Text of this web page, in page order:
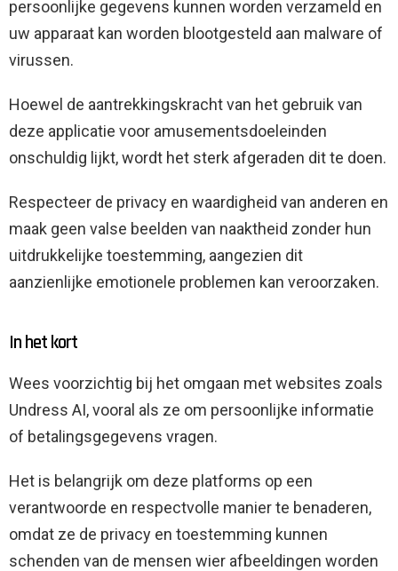
persoonlijke gegevens kunnen worden verzameld en
uw apparaat kan worden blootgesteld aan malware of
virussen.
Hoewel de aantrekkingskracht van het gebruik van
deze applicatie voor amusementsdoeleinden
onschuldig lijkt, wordt het sterk afgeraden dit te doen.
Respecteer de privacy en waardigheid van anderen en
maak geen valse beelden van naaktheid zonder hun
uitdrukkelijke toestemming, aangezien dit
aanzienlijke emotionele problemen kan veroorzaken.
In het kort
Wees voorzichtig bij het omgaan met websites zoals
Undress AI, vooral als ze om persoonlijke informatie
of betalingsgegevens vragen.
Het is belangrijk om deze platforms op een
verantwoorde en respectvolle manier te benaderen,
omdat ze de privacy en toestemming kunnen
schenden van de mensen wier afbeeldingen worden